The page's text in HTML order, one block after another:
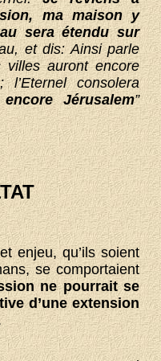
ma maison y
sera étendu sur
et dis: Ainsi parle
villes auront encore
consolera
Jérusalem”
enjeu, qu’ils soient
se comportaient
ne pourrait se
d’une extension